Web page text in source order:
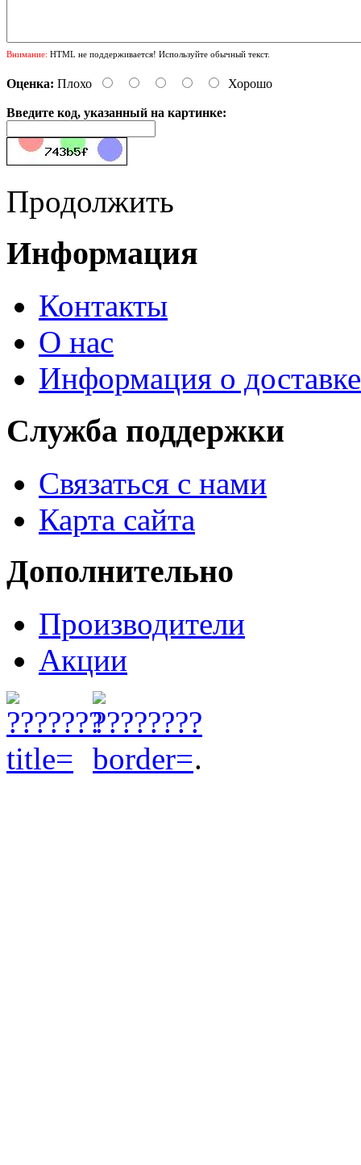
Внимание: HTML не поддерживается! Используйте обычный текст.
Оценка: Плохо Хорошо
Введите код, указанный на картинке:
Продолжить
Информация
Контакты
О нас
Информация о доставке
Служба поддержки
Связаться с нами
Карта сайта
Дополнительно
Производители
Акции
.